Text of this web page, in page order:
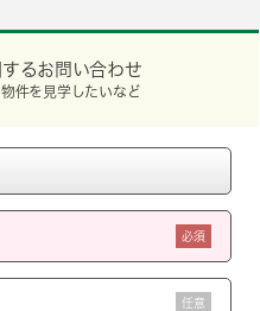
るお問い合わせ
件を見学したいなど
必須
任意